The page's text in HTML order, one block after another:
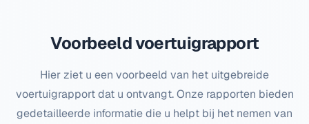
Voorbeeld voertuigrapport
Hier ziet u een voorbeeld van het uitgebreide
voertuigrapport dat u ontvangt. Onze rapporten bieden
gedetailleerde informatie die u helpt bij het nemen van